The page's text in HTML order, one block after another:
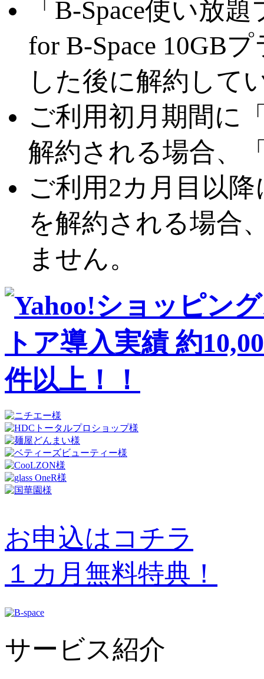
「B-Space使い放
for B-Space 10GB
した後に解約して
ご利用初月期間に
解約される場合、
ご利用2カ月目以降
を解約される場合
ません。
お申込はコチラ
１カ月無料特典！
サービス紹介